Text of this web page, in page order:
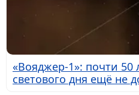
«Вояджер-1»: почти 50
светового дня ещё не